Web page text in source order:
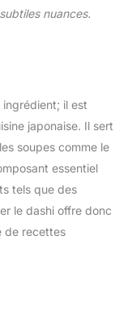
nuances.
ingrédient; il est
japonaise. Il sert
soupes comme le
essentiel
tels que des
le dashi offre donc
de recettes